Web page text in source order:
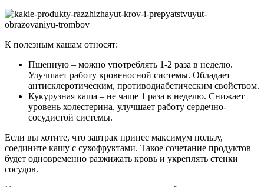
К полезным кашам относят:
Пшенную – можно употреблять 1-2 раза в неделю.
Улучшает работу кровеносной системы. Обладает
антисклеротическим, противодиабетическим свойством.
Кукурузная каша – не чаще 1 раза в неделю. Снижает
уровень холестерина, улучшает работу сердечно-
сосудистой системы.
Если вы хотите, что завтрак принес максимум пользу,
соедините кашу с сухофруктами. Такое сочетание продуктов
будет одновременно разжижать кровь и укреплять стенки
сосудов.